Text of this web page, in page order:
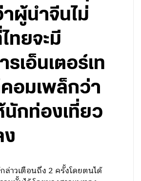
ผู้นำจีนไม่
ทยจะมี
รเอ็นเตอร์เท
อมเพล็กว่า
นักท่องเที่ยว
ง
ล่าวเตือนถึง 2 ครั้งโดยตนได้